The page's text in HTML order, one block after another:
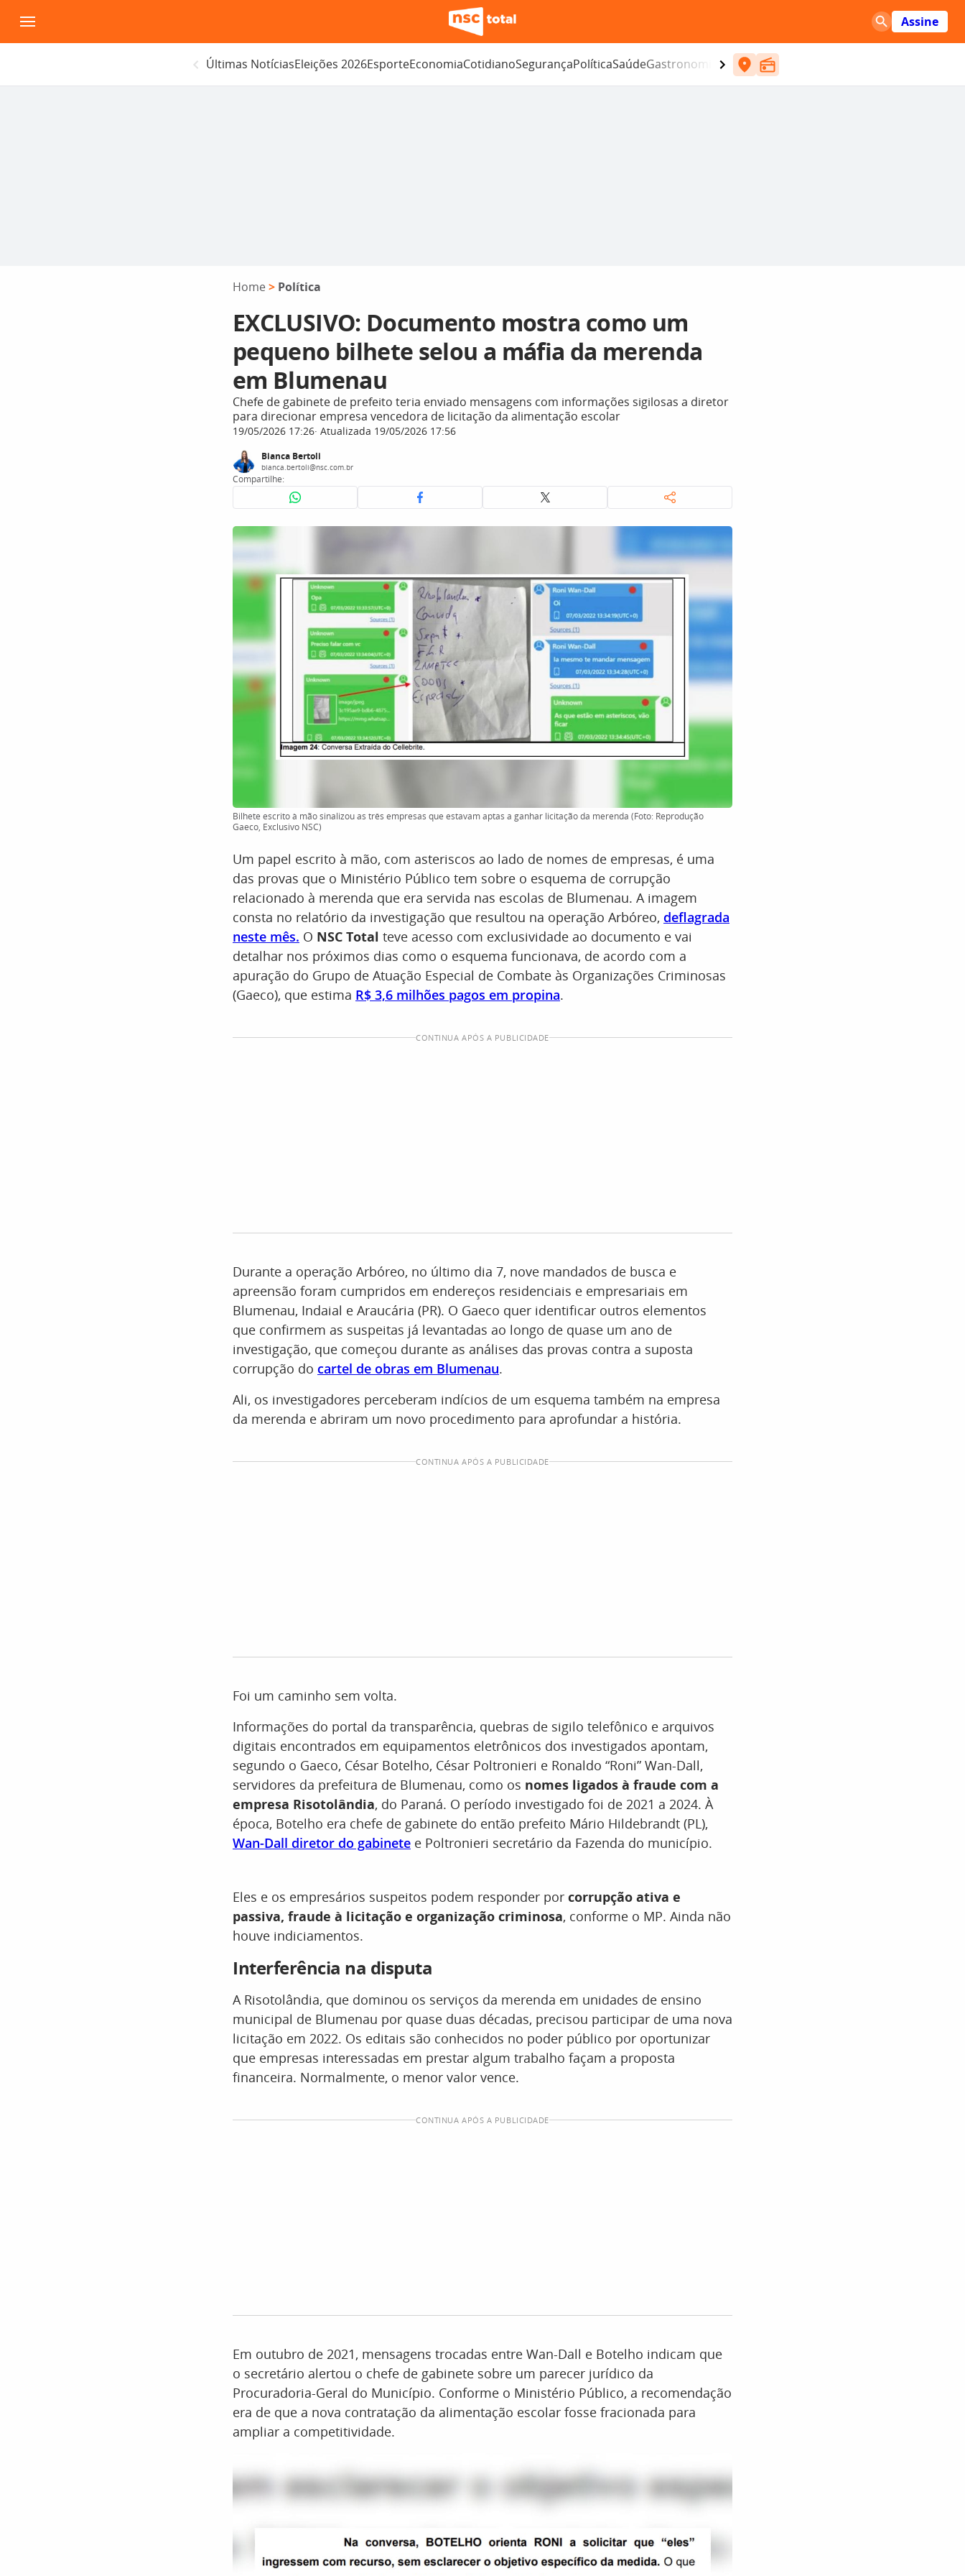
para
o
Assine
Últimas NotíciasEleições 2026EsporteEconomiaCotidianoSegurançaPolíticaSaúdeGastronomia Entretenimento
Home > Política
EXCLUSIVO: Documento mostra como um
pequeno bilhete selou a máfia da merenda
em Blumenau
Chefe de gabinete de prefeito teria enviado mensagens com informações sigilosas a diretor
para direcionar empresa vencedora de licitação da alimentação escolar
19/05/2026 17:26 Atualizada 19/05/2026 17:56
Bianca Bertoli
bianca.bertoli@nsc.com.br
Compartilhe:
Bilhete escrito à mão sinalizou as três empresas que estavam aptas a ganhar licitação da merenda (Foto: Reprodução
Gaeco, Exclusivo NSC)
Um papel escrito à mão, com asteriscos ao lado de nomes de empresas, é uma
das provas que o Ministério Público tem sobre o esquema de corrupção
relacionado à merenda que era servida nas escolas de Blumenau. A imagem
consta no relatório da investigação que resultou na operação Arbóreo, deflagrada
neste mês. O NSC Total teve acesso com exclusividade ao documento e vai
detalhar nos próximos dias como o esquema funcionava, de acordo com a
apuração do Grupo de Atuação Especial de Combate às Organizações Criminosas
(Gaeco), que estima R$ 3,6 milhões pagos em propina.
CONTINUA APÓS A PUBLICIDADE
Durante a operação Arbóreo, no último dia 7, nove mandados de busca e
apreensão foram cumpridos em endereços residenciais e empresariais em
Blumenau, Indaial e Araucária (PR). O Gaeco quer identificar outros elementos
que confirmem as suspeitas já levantadas ao longo de quase um ano de
investigação, que começou durante as análises das provas contra a suposta
corrupção do cartel de obras em Blumenau.
Ali, os investigadores perceberam indícios de um esquema também na empresa
da merenda e abriram um novo procedimento para aprofundar a história.
CONTINUA APÓS A PUBLICIDADE
Foi um caminho sem volta.
Informações do portal da transparência, quebras de sigilo telefônico e arquivos
digitais encontrados em equipamentos eletrônicos dos investigados apontam,
segundo o Gaeco, César Botelho, César Poltronieri e Ronaldo “Roni” Wan-Dall,
servidores da prefeitura de Blumenau, como os nomes ligados à fraude com a
empresa Risotolândia, do Paraná. O período investigado foi de 2021 a 2024. À
época, Botelho era chefe de gabinete do então prefeito Mário Hildebrandt (PL),
Wan-Dall diretor do gabinete e Poltronieri secretário da Fazenda do município.
Eles e os empresários suspeitos podem responder por corrupção ativa e
passiva, fraude à licitação e organização criminosa, conforme o MP. Ainda não
houve indiciamentos.
Interferência na disputa
A Risotolândia, que dominou os serviços da merenda em unidades de ensino
municipal de Blumenau por quase duas décadas, precisou participar de uma nova
licitação em 2022. Os editais são conhecidos no poder público por oportunizar
que empresas interessadas em prestar algum trabalho façam a proposta
financeira. Normalmente, o menor valor vence.
CONTINUA APÓS A PUBLICIDADE
Em outubro de 2021, mensagens trocadas entre Wan-Dall e Botelho indicam que
o secretário alertou o chefe de gabinete sobre um parecer jurídico da
Procuradoria‑Geral do Município. Conforme o Ministério Público, a recomendação
era de que a nova contratação da alimentação escolar fosse fracionada para
ampliar a competitividade.